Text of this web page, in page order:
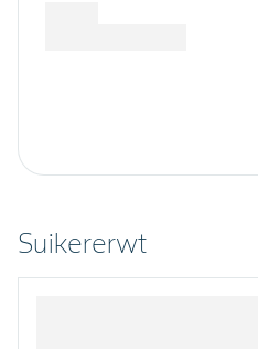
Suikererwt